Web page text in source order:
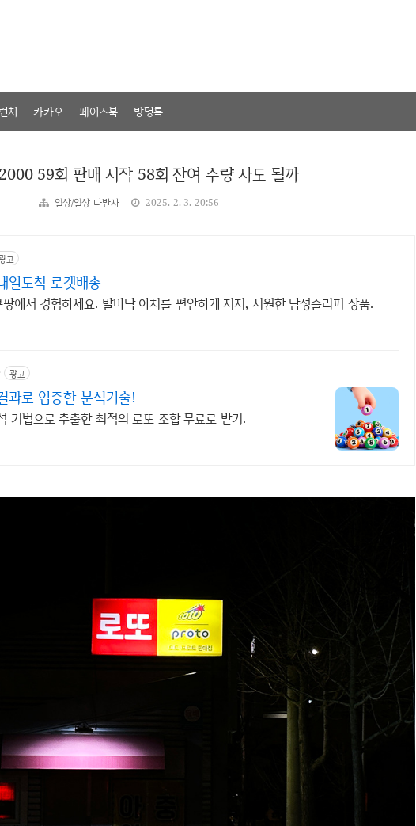
치 카카오 페이스북 방명록
59회 판매 시작 58회 잔여 수량 사도 될까
일상/일상 다반사 2025. 2. 3. 20:56
고
일도착 로켓배송
에서 경험하세요. 발바닥 아치를 편안하게 지지, 시원한 남성슬리퍼 상품.
광고
과로 입증한 분석기술!
기법으로 추출한 최적의 로또 조합 무료로 받기.